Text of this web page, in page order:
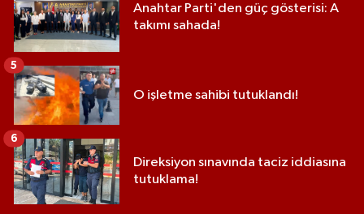
Anahtar Parti'den güç gösterisi: A
takımı sahada!
O işletme sahibi tutuklandı!
5
Direksiyon sınavında taciz iddiasına
tutuklama!
6